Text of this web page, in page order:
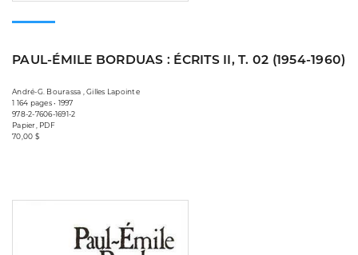
PAUL-ÉMILE BORDUAS : ÉCRITS II, T. 02 (1954-1960)
André-G. Bourassa , Gilles Lapointe
1 164 pages • 1997
978-2-7606-1691-2
Papier, PDF
70,00 $